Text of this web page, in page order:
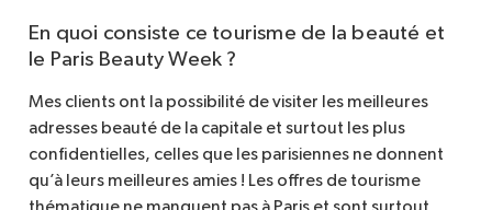
En quoi consiste ce tourisme de la beauté et
le Paris Beauty Week ?
Mes clients ont la possibilité de visiter les meilleures
adresses beauté de la capitale et surtout les plus
confidentielles, celles que les parisiennes ne donnent
qu’à leurs meilleures amies ! Les offres de tourisme